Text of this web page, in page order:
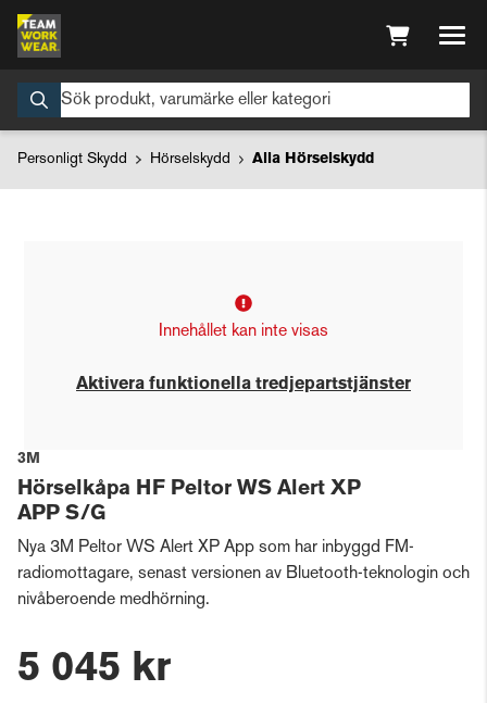
Personligt Skydd Hörselskydd Alla Hörselskydd
Innehållet kan inte visas
Aktivera funktionella tredjepartstjänster
3M
Hörselkåpa HF Peltor WS Alert XP
APP S/G
Nya 3M Peltor WS Alert XP App som har inbyggd FM-
radiomottagare, senast versionen av Bluetooth-teknologin och
nivåberoende medhörning.
5 045 kr